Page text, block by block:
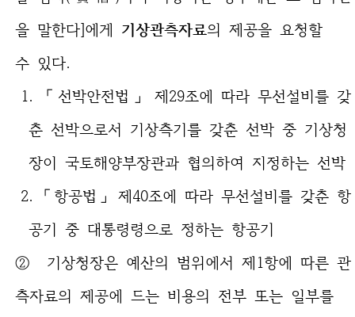
을 말한다]에게 기상관측자료의 제공을 요청할
수 있다.
1. 「선박안전법」 제29조에 따라 무선설비를 갖
춘 선박으로서 기상측기를 갖춘 선박 중 기상청
장이 국토해양부장관과 협의하여 지정하는 선박
2. 「항공법」 제40조에 따라 무선설비를 갖춘 항
공기 중 대통령령으로 정하는 항공기
② 기상청장은 예산의 범위에서 제1항에 따른 관
측자료의 제공에 드는 비용의 전부 또는 일부를